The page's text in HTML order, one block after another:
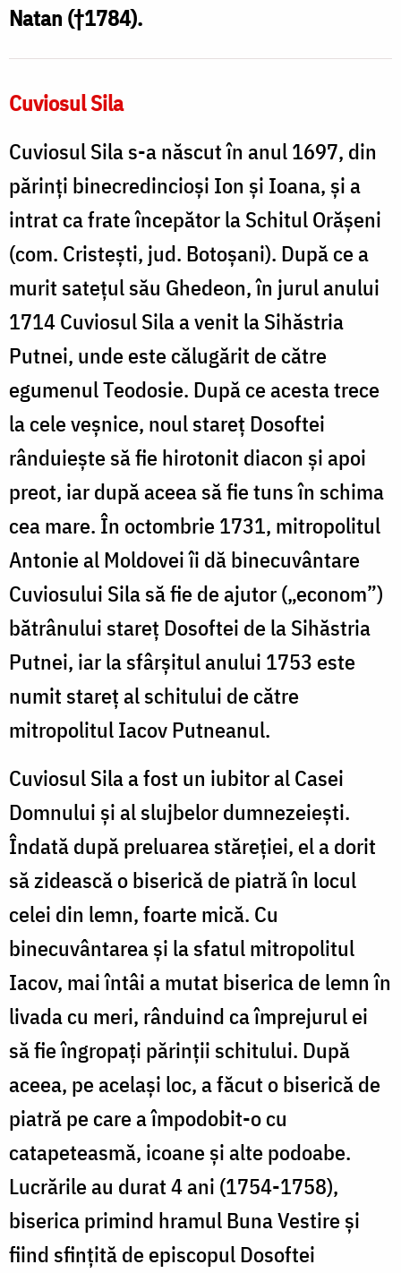
Natan (†1784).
Cuviosul Sila
Cuviosul Sila s-a născut în anul 1697, din
părinți binecredincioși Ion și Ioana, şi a
intrat ca frate începător la Schitul Orăşeni
(com. Cristești, jud. Botoşani). După ce a
murit satețul său Ghedeon, în jurul anului
1714 Cuviosul Sila a venit la Sihăstria
Putnei, unde este călugărit de către
egumenul Teodosie. După ce acesta trece
la cele veşnice, noul stareț Dosoftei
rânduieşte să fie hirotonit diacon şi apoi
preot, iar după aceea să fie tuns în schima
cea mare. În octombrie 1731, mitropolitul
Antonie al Moldovei îi dă binecuvântare
Cuviosului Sila să fie de ajutor („econom”)
bătrânului stareţ Dosoftei de la Sihăstria
Putnei, iar la sfârșitul anului 1753 este
numit stareț al schitului de către
mitropolitul Iacov Putneanul.
Cuviosul Sila a fost un iubitor al Casei
Domnului și al slujbelor dumnezeiești.
Îndată după preluarea stăreţiei, el a dorit
să zidească o biserică de piatră în locul
celei din lemn, foarte mică. Cu
binecuvântarea şi la sfatul mitropolitul
Iacov, mai întâi a mutat biserica de lemn în
livada cu meri, rânduind ca împrejurul ei
să fie îngropaţi părinţii schitului. După
aceea, pe acelaşi loc, a făcut o biserică de
piatră pe care a împodobit-o cu
catapeteasmă, icoane şi alte podoabe.
Lucrările au durat 4 ani (1754-1758),
biserica primind hramul Buna Vestire și
fiind sfințită de episcopul Dosoftei